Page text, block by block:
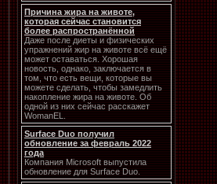
Причина жира на животе,
которая сейчас становится
более распространённой
Даже после диеты и физических
упражнений жир на животе всё ещё
может оставаться. Хорошая
новость, однако, заключается в
том, что есть вещи, которые вы
можете сделать, чтобы замедлить
накопление жира на животе. Об
одной из них сейчас расскажет
WomanEL.
Surface Duo получил
обновление за февраль 2022
года
Компания Microsoft выпустила
обновление для Surface Duo.